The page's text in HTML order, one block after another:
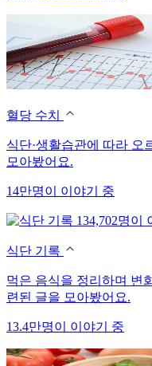
혈당 수치
식단·생활습관에 따라 오
모아봤어요.
14만명이 이야기 중
134,702명이
식단 기록
먹은 음식을 정리하며 변
련된 글을 모아봤어요.
13.4만명이 이야기 중